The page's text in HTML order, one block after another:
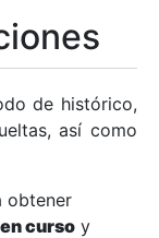
de histórico,
así como
obtener
curso y